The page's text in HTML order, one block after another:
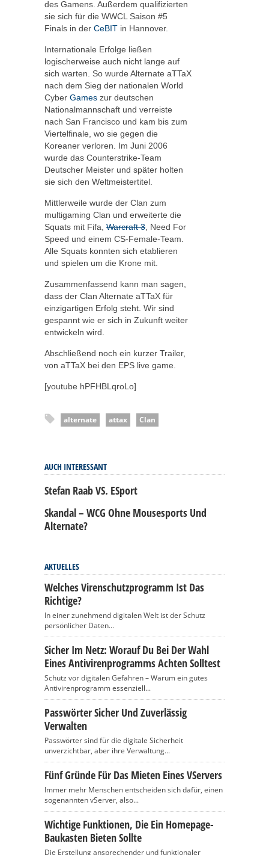
des Gamens. Außerdem qualifizierten
sie sich für die WWCL Saison #5
Finals in der CeBIT in Hannover.
Internationale Erfolge ließen
logischerweise auch nicht lange auf
sich warten. So wurde Alternate aTTaX
nach dem Sieg der nationalen World
Cyber Games zur deutschen
Nationalmannschaft und verreiste
nach San Francisco und kam bis zum
Viertelfinale, wo sie gegen die
Koreaner verloren. Im Juni 2006
wurde das Counterstrike-Team
Deutscher Meister und später holten
sie sich den Weltmeistertitel.
Mittlerweile wurde der Clan zum
multigaming Clan und erweiterte die
Squats mit Fifa, Warcraft 3, Need For
Speed und einem CS-Female-Team.
Alle Squats konnten sich etablieren
und spielen um die Krone mit.
Zusammenfassend kann man sagen,
dass der Clan Alternate aTTaX für
einzigartigen Erfolg steht. Wir sind
gespannt wie er sich in Zukunft weiter
entwickeln wird.
Abschließend noch ein kurzer Trailer,
von aTTaX bei den EPS live game.
[youtube hPFHBLqroLo]
alternate attax Clan
AUCH INTERESSANT
Stefan Raab VS. ESport
Skandal – WCG Ohne Mousesports Und
Alternate?
AKTUELLES
Welches Virenschutzprogramm Ist Das
Richtige?
In einer zunehmend digitalen Welt ist der Schutz
persönlicher Daten...
Sicher Im Netz: Worauf Du Bei Der Wahl
Eines Antivirenprogramms Achten Solltest
Schutz vor digitalen Gefahren – Warum ein gutes
Antivirenprogramm essenziell...
Passwörter Sicher Und Zuverlässig
Verwalten
Passwörter sind für die digitale Sicherheit
unverzichtbar, aber ihre Verwaltung...
Fünf Gründe Für Das Mieten Eines VServers
Immer mehr Menschen entscheiden sich dafür, einen
sogenannten vServer, also...
Wichtige Funktionen, Die Ein Homepage-
Baukasten Bieten Sollte
Die Erstellung ansprechender und funktionaler